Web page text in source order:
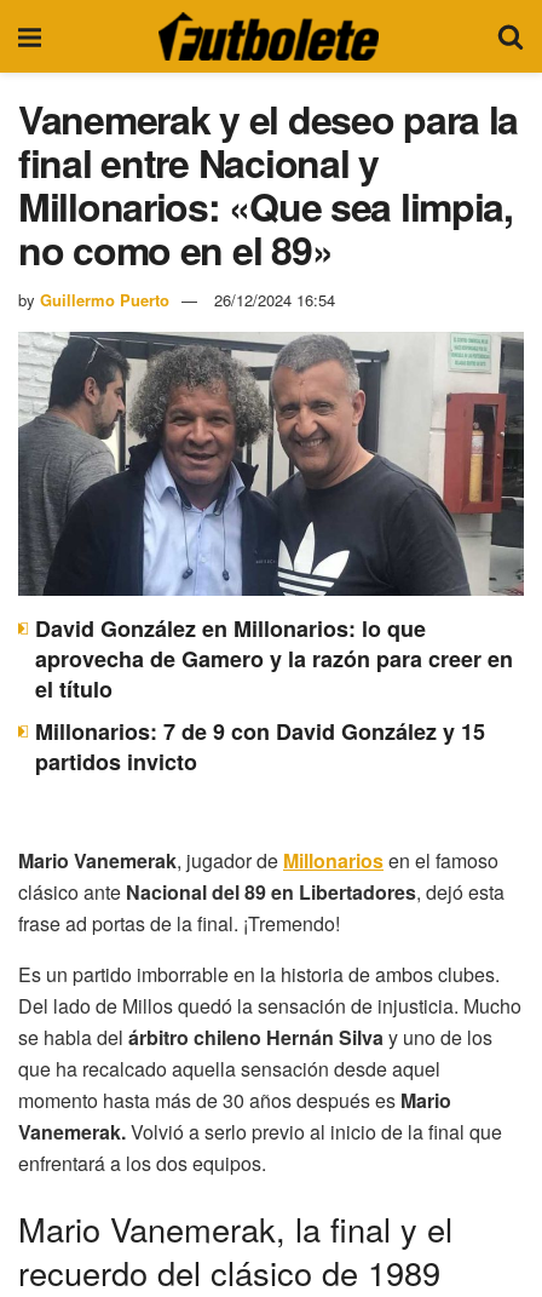
Vanemerak y el deseo para la
final entre Nacional y
Millonarios: «Que sea limpia,
no como en el 89»
by Guillermo Puerto 26/12/2024 16:54
David González en Millonarios: lo que
aprovecha de Gamero y la razón para creer en
el título
Millonarios: 7 de 9 con David González y 15
partidos invicto
Mario Vanemerak, jugador de Millonariosen el famoso
clásico ante Nacional del 89 en Libertadores, dejó esta
frase ad portas de la final. ¡Tremendo!
Es un partido imborrable en la historia de ambos clubes.
Del lado de Millos quedó la sensación de injusticia. Mucho
se habla del árbitro chileno Hernán Silvay uno de los
que ha recalcado aquella sensación desde aquel
momento hasta más de 30 años después es Mario
Vanemerak.Volvió a serlo previo al inicio de la final que
enfrentará a los dos equipos.
Mario Vanemerak, la final y el
recuerdo del clásico de 1989